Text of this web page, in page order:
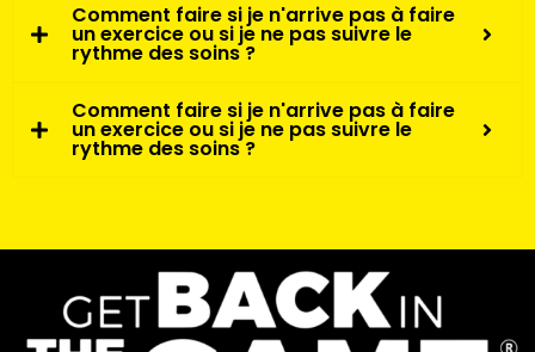
Comment faire si je n'arrive pas à faire
un exercice ou si je ne pas suivre le
rythme des soins ?
Comment faire si je n'arrive pas à faire
un exercice ou si je ne pas suivre le
rythme des soins ?